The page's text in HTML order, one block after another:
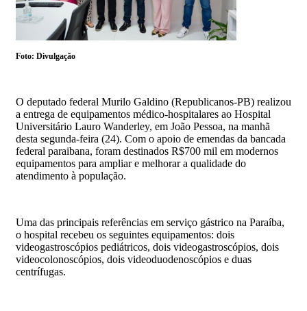
Foto: Divulgação
O deputado federal Murilo Galdino (Republicanos-PB) realizou
a entrega de equipamentos médico-hospitalares ao Hospital
Universitário Lauro Wanderley, em João Pessoa, na manhã
desta segunda-feira (24). Com o apoio de emendas da bancada
federal paraibana, foram destinados R$700 mil em modernos
equipamentos para ampliar e melhorar a qualidade do
atendimento à população.
Uma das principais referências em serviço gástrico na Paraíba,
o hospital recebeu os seguintes equipamentos: dois
videogastroscópios pediátricos, dois videogastroscópios, dois
videocolonoscópios, dois videoduodenoscópios e duas
centrífugas.